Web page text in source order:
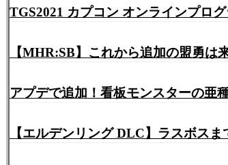
TGS2021 カプコン オンラインプロ
【MHR:SB】これから追加の盟勇は
アプデで追加！看板モンスターの亜
【エルデンリング DLC】ラスボス